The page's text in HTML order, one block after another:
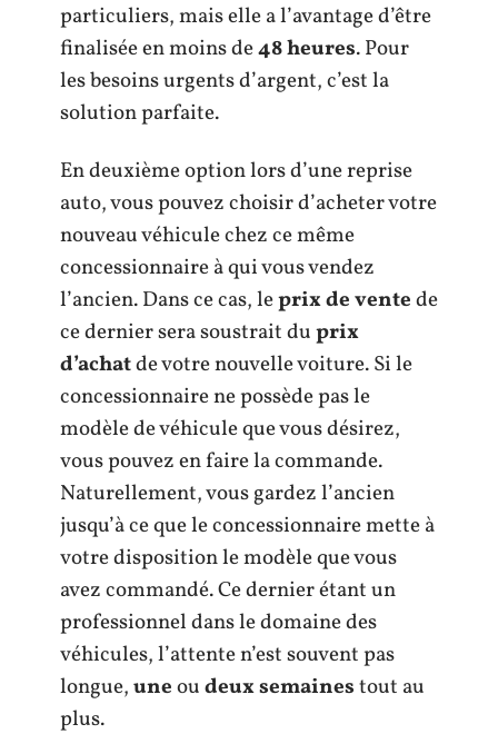
particuliers, mais elle a l’avantage d’être
finalisée en moins de48 heures. Pour
les besoins urgents d’argent, c’est la
solution parfaite.
En deuxième option lors d’une reprise
auto, vous pouvez choisir d’acheter votre
nouveau véhicule chez ce même
concessionnaire à qui vous vendez
l’ancien. Dans ce cas, leprix de ventede
ce dernier sera soustrait duprix
d’achatde votre nouvelle voiture. Si le
concessionnaire ne possède pas le
modèle de véhicule que vous désirez,
vous pouvez en faire la commande.
Naturellement, vous gardez l’ancien
jusqu’à ce que le concessionnaire mette à
votre disposition le modèle que vous
avez commandé. Ce dernier étant un
professionnel dans le domaine des
véhicules, l’attente n’est souvent pas
longue,uneoudeux semainestout au
plus.